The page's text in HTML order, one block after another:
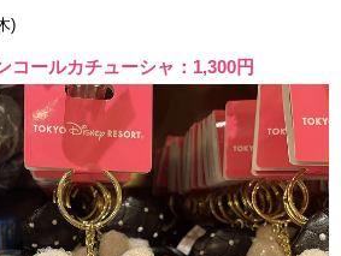
)
ールカチューシャ：1,300円